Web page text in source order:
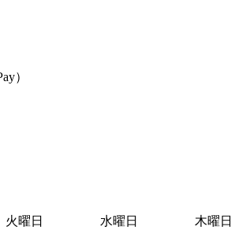
）
火曜日 水曜日 木曜日